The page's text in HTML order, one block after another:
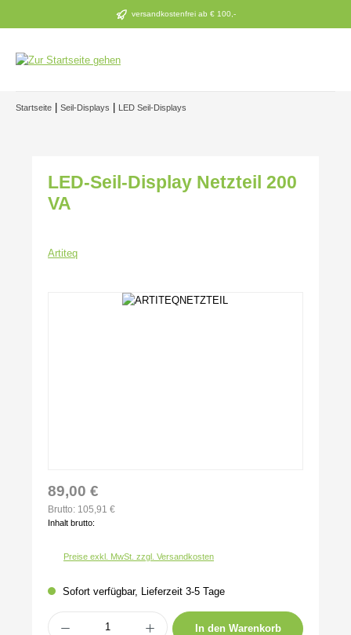
Zum Hauptinhalt springen versandkostenfrei ab € 100,-
Startseite Seil-Displays LED Seil-Displays
LED-Seil-Display Netzteil 200
VA
Artiteq
Bildergalerie überspringen
89,00 €
Brutto: 105,91 €
Inhalt brutto:
Preise exkl. MwSt. zzgl. Versandkosten
Sofort verfügbar, Lieferzeit 3-5 Tage
Produkt Anzahl: Gib den gewünschten Wert ein oder benutze die Schaltflächen
In den Warenkorb